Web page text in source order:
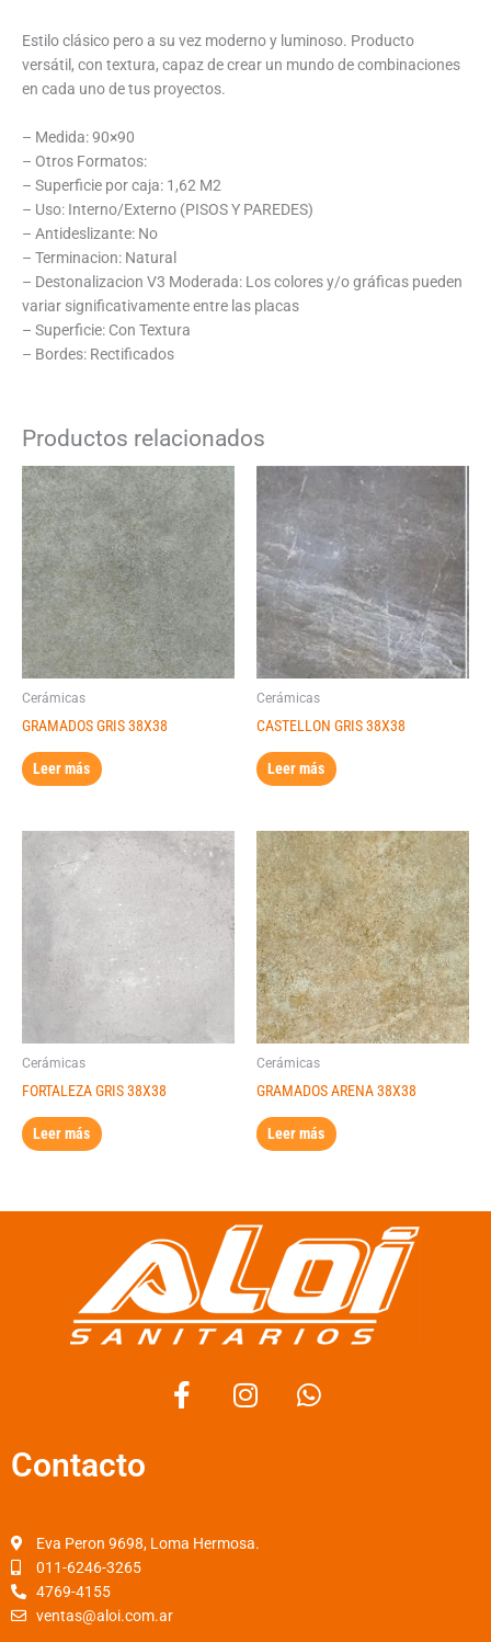
Estilo clásico pero a su vez moderno y luminoso. Producto
versátil, con textura, capaz de crear un mundo de combinaciones
en cada uno de tus proyectos.
– Medida: 90×90
– Otros Formatos:
– Superficie por caja: 1,62 M2
– Uso: Interno/Externo (PISOS Y PAREDES)
– Antideslizante: No
– Terminacion: Natural
– Destonalizacion V3 Moderada: Los colores y/o gráficas pueden
variar significativamente entre las placas
– Superficie: Con Textura
– Bordes: Rectificados
Productos relacionados
Cerámicas
GRAMADOS GRIS 38X38
Leer más
Cerámicas
CASTELLON GRIS 38X38
Leer más
Cerámicas
FORTALEZA GRIS 38X38
Leer más
Cerámicas
GRAMADOS ARENA 38X38
Leer más
F
a
o
I
n
r
W
h
Contacto
Eva Peron 9698, Loma Hermosa.
011-6246-3265
4769-4155
ventas@aloi.com.ar